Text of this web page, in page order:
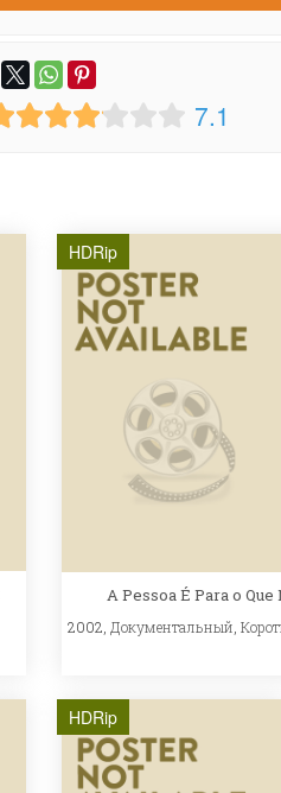
7.1
HDRip
A Pessoa É Para o Que
2002, Документальный
HDRip